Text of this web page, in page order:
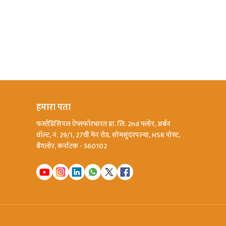
हमारा पता
फर्स्टप्रिंसिपल ऐप्सफॉरभारत प्रा. लि. 2nd फ्लोर, अर्बन
वॉल्ट, नं. 29/1, 27वीं मेन रोड, सोमसुंदरपल्या, HSR पोस्ट,
बैंगलोर, कर्नाटक - 560102